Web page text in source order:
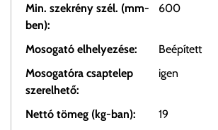
Min. szekrény szél. (mm-
ben):
600
Mosogató elhelyezése:
Beépített
Mosogatóra csaptelep
szerelhető:
igen
Nettó tömeg (kg-ban):
19